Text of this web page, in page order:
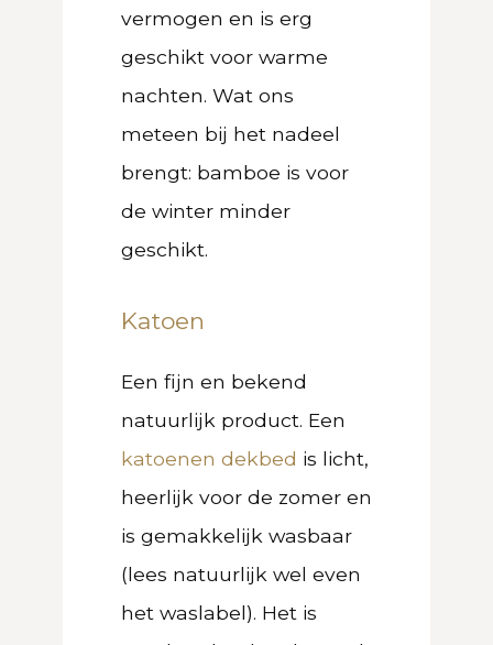
vermogen en is erg
geschikt voor warme
nachten. Wat ons
meteen bij het nadeel
brengt: bamboe is voor
de winter minder
geschikt.
Katoen
Een fijn en bekend
natuurlijk product. Een
katoenen dekbed is licht,
heerlijk voor de zomer en
is gemakkelijk wasbaar
(lees natuurlijk wel even
het waslabel). Het is